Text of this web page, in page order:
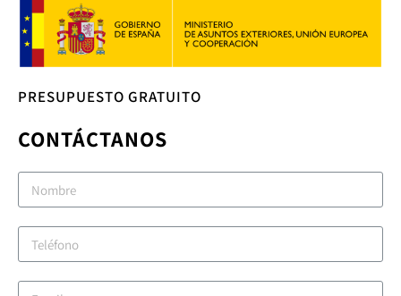
PRESUPUESTO GRATUITO
CONTÁCTANOS